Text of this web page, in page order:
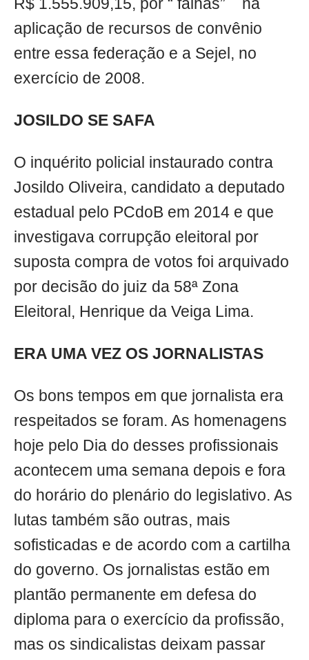
R$ 1.555.909,15, por “ falhas” na
aplicação de recursos de convênio
entre essa federação e a Sejel, no
exercício de 2008.
JOSILDO SE SAFA
O inquérito policial instaurado contra
Josildo Oliveira, candidato a deputado
estadual pelo PCdoB em 2014 e que
investigava corrupção eleitoral por
suposta compra de votos foi arquivado
por decisão do juiz da 58ª Zona
Eleitoral, Henrique da Veiga Lima.
ERA UMA VEZ OS JORNALISTAS
Os bons tempos em que jornalista era
respeitados se foram. As homenagens
hoje pelo Dia do desses profissionais
acontecem uma semana depois e fora
do horário do plenário do legislativo. As
lutas também são outras, mais
sofisticadas e de acordo com a cartilha
do governo. Os jornalistas estão em
plantão permanente em defesa do
diploma para o exercício da profissão,
mas os sindicalistas deixam passar